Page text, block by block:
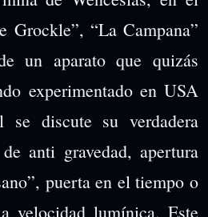
Grockle”, “La Campana”
un aparato que quizás
experimentado en USA
discute su verdadera
anti gravedad, apertura
puerta en el tiempo o
velocidad lumínica. Este